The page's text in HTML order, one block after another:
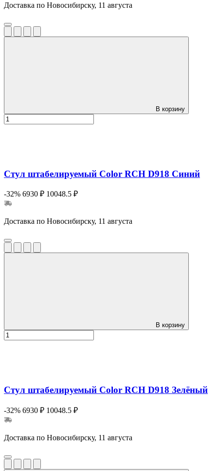
Доставка по Новосибирску, 11 августа
В корзину
Стул штабелируемый Color RCH D918 Синий
-32% 6930 ₽ 10048.5 ₽
Доставка по Новосибирску, 11 августа
В корзину
Стул штабелируемый Color RCH D918 Зелёный
-32% 6930 ₽ 10048.5 ₽
Доставка по Новосибирску, 11 августа